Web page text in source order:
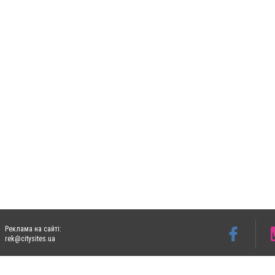
Реклама на сайті:
rek@citysites.ua